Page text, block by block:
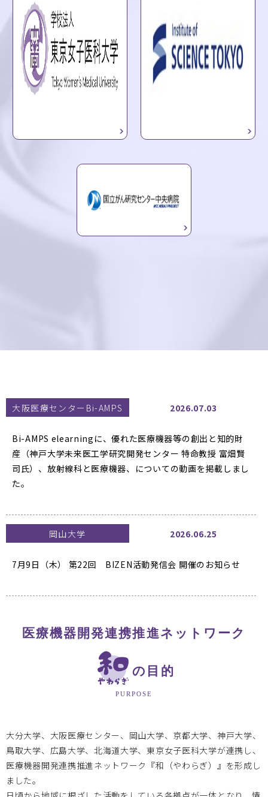
大阪医療センターBi-AMPS 2026.07.03
Bi-AMPS elearningに、優れた医療機器等の創出と知的財
産（神戸大学未来医工学研究開発センター 特命教授 富畑賢
司氏）、放射線科と医療機器、についての動画を掲載しまし
た。
岡山大学 2026.06.25
7月9日（木） 第22回 BIZEN活動発信会 開催のお知らせ
e-Learning】を開講しました
2025年度 岡山大学次世代医療機器開発人材育成プログラ
ム
1/22 第7回医療機器開発コース ハイブリッドセミナー開催
医療機器開発連携推進ネットワーク
の目的
PURPOSE
大分大学、大阪医療センター、岡山大学、京都大学、神戸大学、
鳥取大学、広島大学、北海道大学、東京女子医科大学が連携し、
医療機器開発連携推進ネットワーク『和（やわらぎ）』を形成し
ました。